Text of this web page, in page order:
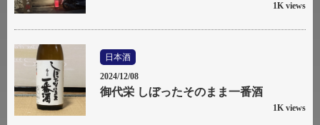
1K views
日本酒
2024/12/08
御代栄 しぼったそのまま一番酒
1K views